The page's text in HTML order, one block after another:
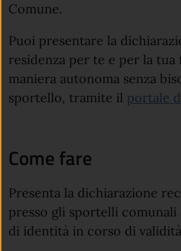
Comune.
Puoi presentare la
residenza per te e per la
maniera autonoma senza
sportello, tramite il portale
Come fare
Presenta la dichiarazione
presso gli sportelli
di identità in corso di